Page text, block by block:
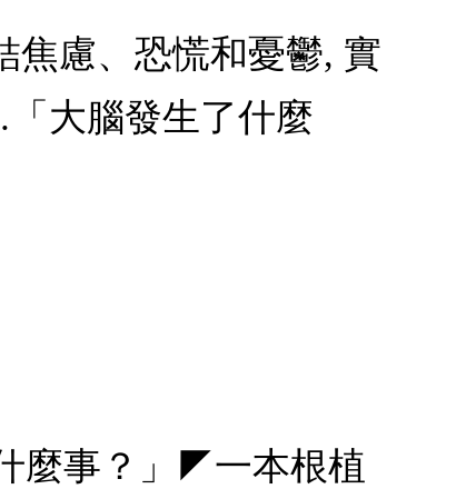
焦慮、恐慌和憂鬱, 實
大腦發生了什麼
麼事？」◤一本根植